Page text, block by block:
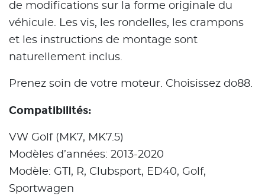
de modifications sur la forme originale du
véhicule. Les vis, les rondelles, les crampons
et les instructions de montage sont
naturellement inclus.
Prenez soin de votre moteur. Choisissez do88.
Compatibilités:
VW Golf (MK7, MK7.5)
Modèles d’années: 2013-2020
Modèle: GTI, R, Clubsport, ED40, Golf,
Sportwagen